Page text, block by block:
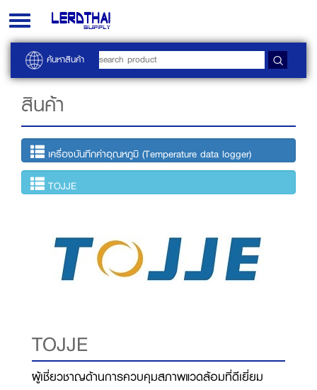
Toggle
navigation
ค้นหาสินค้า
สินค้า
เครื่องบันทึกค่าอุณหภูมิ (Temperature data logger)
TOJJE
TOJJE
ผู้เชี่ยวชาญด้านการควบคุมสภาพแวดล้อมที่ดีเยี่ยม